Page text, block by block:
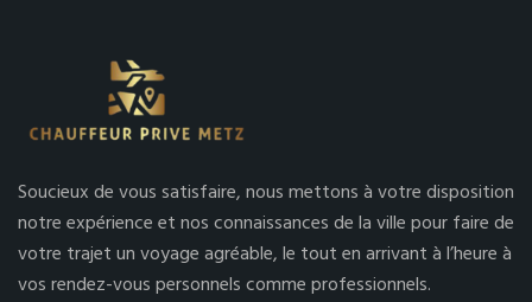
Soucieux de vous satisfaire, nous mettons à votre disposition
notre expérience et nos connaissances de la ville pour faire de
votre trajet un voyage agréable, le tout en arrivant à l’heure à
vos rendez-vous personnels comme professionnels.